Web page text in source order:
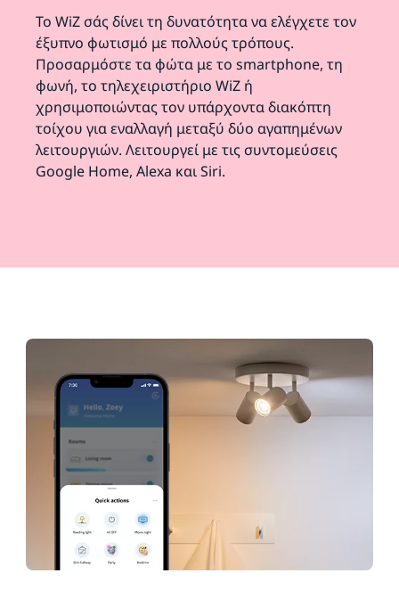
Το WiZ σάς δίνει τη δυνατότητα να ελέγχετε τον
έξυπνο φωτισμό με πολλούς τρόπους.
Προσαρμόστε τα φώτα με το smartphone, τη
φωνή, το τηλεχειριστήριο WiZ ή
χρησιμοποιώντας τον υπάρχοντα διακόπτη
τοίχου για εναλλαγή μεταξύ δύο αγαπημένων
λειτουργιών. Λειτουργεί με τις συντομεύσεις
Google Home, Alexa και Siri.